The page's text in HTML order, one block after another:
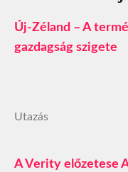
Új-Zéland – A
gazdagság szigete
Utazás
A Verity előzetese